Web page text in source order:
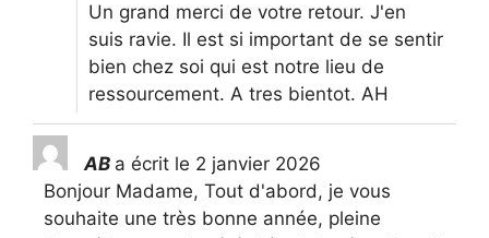
Un grand merci de votre retour. J'en
suis ravie. Il est si important de se sentir
bien chez soi qui est notre lieu de
ressourcement. A tres bientot. AH
AB a écrit le 2 janvier 2026
Bonjour Madame, Tout d'abord, je vous
souhaite une très bonne année, pleine